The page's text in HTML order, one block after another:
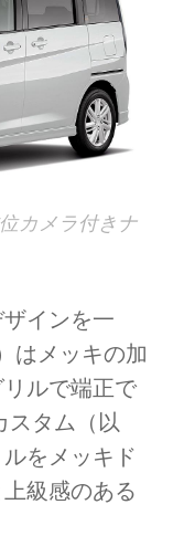
カメラ付きナ
インを一
はメッキの加
ルで端正で
スタム（以
をメッキド
級感のある